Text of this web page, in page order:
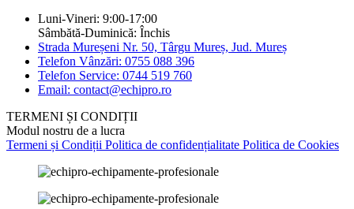
Luni-Vineri: 9:00-17:00
Sâmbătă-Duminică: Închis
Strada Mureșeni Nr. 50, Târgu Mureș, Jud. Mureș
Telefon Vânzări: 0755 088 396
Telefon Service: 0744 519 760
Email: contact@echipro.ro
TERMENI ȘI CONDIȚII
Modul nostru de a lucra
Termeni și Condiții Politica de confidențialitate Politica de Cookies